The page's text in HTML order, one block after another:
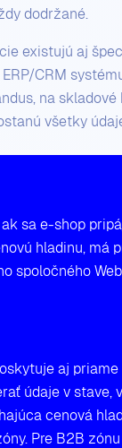
dodržané.
existujú aj
CRM
na
všetky
sa e-shop
hladinu, má
spoločného
aj
údaje v stave,
cenová
Pre B2B